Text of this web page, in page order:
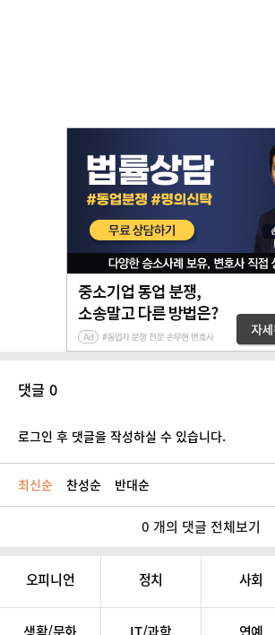
댓글 0
로그인 후 댓글을 작성하실 수 있습니다.
최신순 찬성순 반대순
0 개의 댓글 전체보기
오피니언 정치 사회